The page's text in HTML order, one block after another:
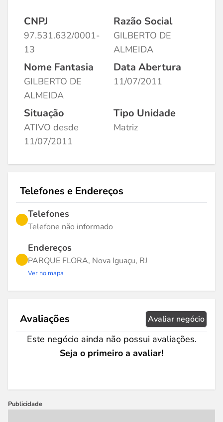
CNPJ
97.531.632/0001-
13
Razão Social
GILBERTO DE
ALMEIDA
Nome Fantasia
GILBERTO DE
ALMEIDA
Data Abertura
11/07/2011
Situação
ATIVO desde
11/07/2011
Tipo Unidade
Matriz
Telefones e Endereços
Telefones
Telefone não informado
Endereços
PARQUE FLORA, Nova Iguaçu, RJ
Ver no mapa
Avaliações Avaliar negócio
Este negócio ainda não possui avaliações.
Seja o primeiro a avaliar!
Publicidade